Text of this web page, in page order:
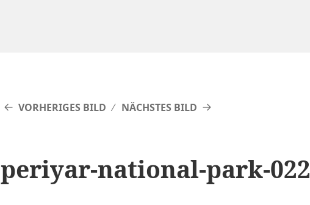
VORHERIGES BILD NÄCHSTES BILD
periyar-national-park-022